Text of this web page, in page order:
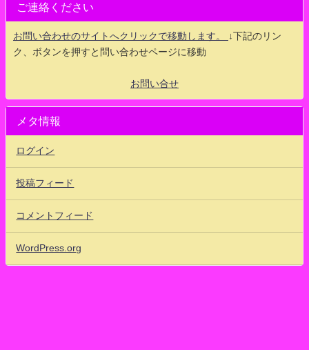
ご連絡ください
お問い合わせのサイトへクリックで移動します。
↓下記のリン
ク、ボタンを押すと問い合わせページに移動
お問い合せ
メタ情報
ログイン
投稿フィード
コメントフィード
WordPress.org